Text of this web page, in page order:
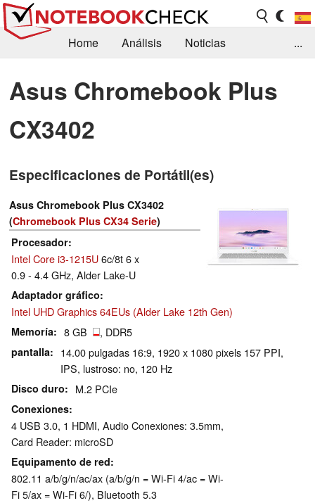
Home Análisis
Noticias
Orientación para la Compra
Busca
Contacto
...
Asus Chromebook Plus
CX3402
Especificaciones de Portátil(es)
Asus Chromebook Plus CX3402
(Chromebook Plus CX34 Serie)
Procesador
Intel Core i3-1215U6c/8t 6 x
0.9 - 4.4 GHz, Alder Lake-U
Adaptador gráfico
Intel UHD Graphics 64EUs (Alder Lake 12th Gen)
Memoría 8 GB , DDR5
pantalla
14.00 pulgadas 16:9, 1920 x 1080 pixels 157 PPI,
IPS, lustroso: no, 120 Hz
Disco duro M.2 PCIe
Conexiones
4 USB 3.0, 1 HDMI, Audio Conexiones: 3.5mm,
Card Reader: microSD
Equipamento de red
802.11 a/b/g/n/ac/ax (a/b/g/n = Wi-Fi 4/ac = Wi-
Fi 5/ax = Wi-Fi 6/), Bluetooth 5.3